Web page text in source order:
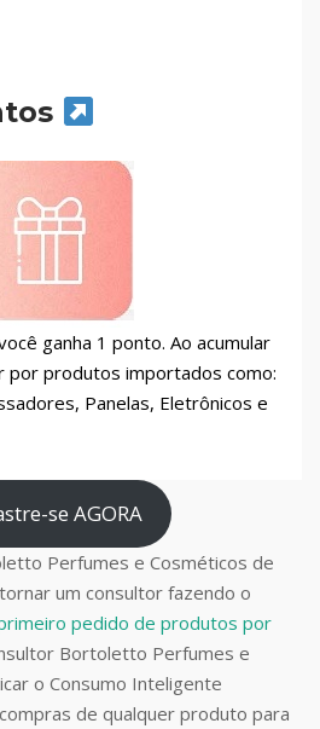
ganha 1 ponto. Ao acumular
por produtos importados como:
Panelas, Eletrônicos e
se AGORA
Perfumes e Cosméticos de
um consultor fazendo o
pedido de produtos por
Bortoletto Perfumes e
o Consumo Inteligente
de qualquer produto para